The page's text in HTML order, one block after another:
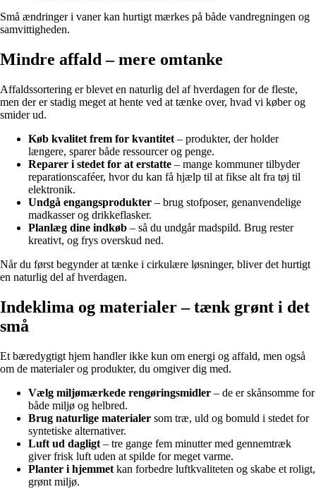
Små ændringer i vaner kan hurtigt mærkes på både vandregningen og
samvittigheden.
Mindre affald – mere omtanke
Affaldssortering er blevet en naturlig del af hverdagen for de fleste,
men der er stadig meget at hente ved at tænke over, hvad vi køber og
smider ud.
Køb kvalitet frem for kvantitet – produkter, der holder
længere, sparer både ressourcer og penge.
Reparer i stedet for at erstatte – mange kommuner tilbyder
reparationscaféer, hvor du kan få hjælp til at fikse alt fra tøj til
elektronik.
Undgå engangsprodukter – brug stofposer, genanvendelige
madkasser og drikkeflasker.
Planlæg dine indkøb – så du undgår madspild. Brug rester
kreativt, og frys overskud ned.
Når du først begynder at tænke i cirkulære løsninger, bliver det hurtigt
en naturlig del af hverdagen.
Indeklima og materialer – tænk grønt i det
små
Et bæredygtigt hjem handler ikke kun om energi og affald, men også
om de materialer og produkter, du omgiver dig med.
Vælg miljømærkede rengøringsmidler – de er skånsomme for
både miljø og helbred.
Brug naturlige materialer som træ, uld og bomuld i stedet for
syntetiske alternativer.
Luft ud dagligt – tre gange fem minutter med gennemtræk
giver frisk luft uden at spilde for meget varme.
Planter i hjemmet kan forbedre luftkvaliteten og skabe et roligt,
grønt miljø.